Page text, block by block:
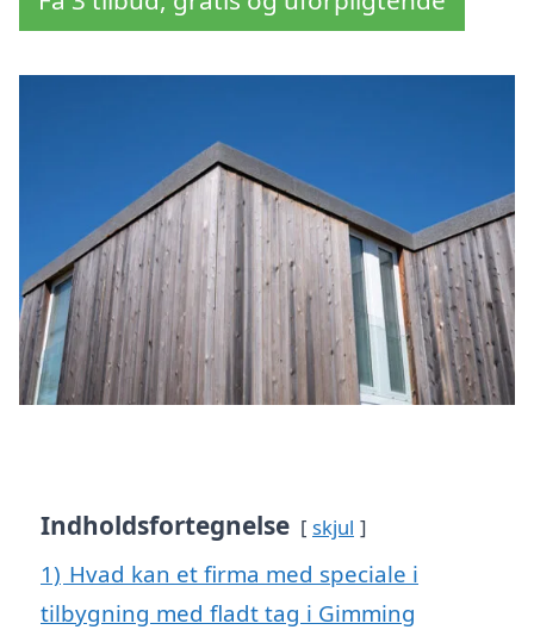
Indholdsfortegnelse skjul
1) Hvad kan et firma med speciale i
tilbygning med fladt tag i Gimming